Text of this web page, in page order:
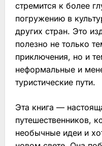
стремится к более
погружению в
других стран. Это
полезно не только
приключения, но и
неформальные и
туристические пути.
Эта книга —
путешественников,
необычные идеи и